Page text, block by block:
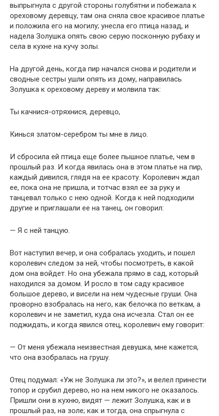
выпрыгнула с другой стороны голубятни и побежала к
ореховому деревцу, там она сняла свое красивое платье
и положила его на могилу; унесла его птица назад, и
надела Золушка опять свою серую посконную рубаху и
села в кухне на кучу золы.
На другой день, когда пир начался снова и родители и
сводные сестры ушли опять из дому, направилась
Золушка к ореховому дереву и молвила так:
Ты качнися-отряхнися, деревцо,
Кинься златом-серебром ты мне в лицо.
И сбросила ей птица еще более пышное платье, чем в
прошлый раз. И когда явилась она в этом платье на пир,
каждый дивился, глядя на ее красоту. Королевич ждал
ее, пока она не пришла, и тотчас взял ее за руку и
танцевал только с нею одной. Когда к ней подходили
другие и приглашали ее на танец, он говорил:
— Я с ней танцую.
Вот наступил вечер, и она собралась уходить, и пошел
королевич следом за ней, чтобы посмотреть, в какой
дом она войдет. Но она убежала прямо в сад, который
находился за домом. И росло в том саду красивое
большое дерево, и висели на нем чудесные груши. Она
проворно взобралась на него, как белочка по веткам, а
королевич и не заметил, куда она исчезла. Стал он ее
поджидать, и когда явился отец, королевич ему говорит:
— От меня убежала неизвестная девушка, мне кажется,
что она взобралась на грушу.
Отец подумал: «Уж не Золушка ли это?», и велел принести
топор и срубил дерево, но на нем никого не оказалось.
Пришли они в кухню, видят — лежит Золушка, как и в
прошлый раз, на золе; как и тогда, она спрыгнула с